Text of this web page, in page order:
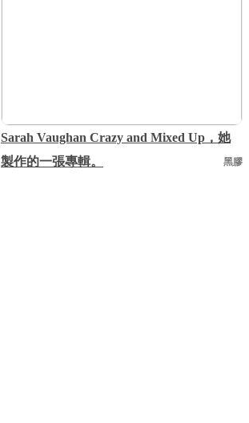
Sarah Vaughan Crazy and Mixed Up，她
製作的一張專輯。
黑膠